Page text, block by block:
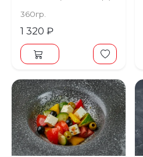
360гр.
1 320 ₽